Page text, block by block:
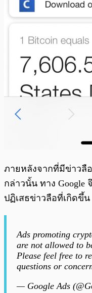
ภายหลังจากที่มีข่าวลื
กล่าวนั้น ทาง Google
ปฏิเสธข่าวลือที่เกิดขึ้น
Ads promoting
are not allowed to
Please feel free to
questions or
— Google Ads